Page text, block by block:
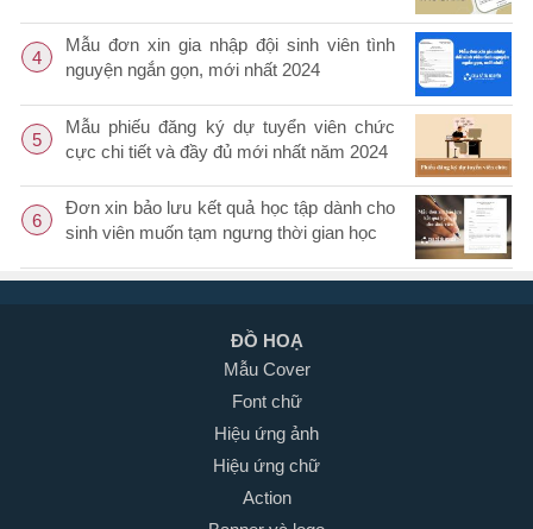
4
Mẫu đơn xin gia nhập đội sinh viên tình
nguyện ngắn gọn, mới nhất 2024
5
Mẫu phiếu đăng ký dự tuyển viên chức
cực chi tiết và đầy đủ mới nhất năm 2024
6
Đơn xin bảo lưu kết quả học tập dành cho
sinh viên muốn tạm ngưng thời gian học
ĐỒ HOẠ
Mẫu Cover
Font chữ
Hiệu ứng ảnh
Hiệu ứng chữ
Action